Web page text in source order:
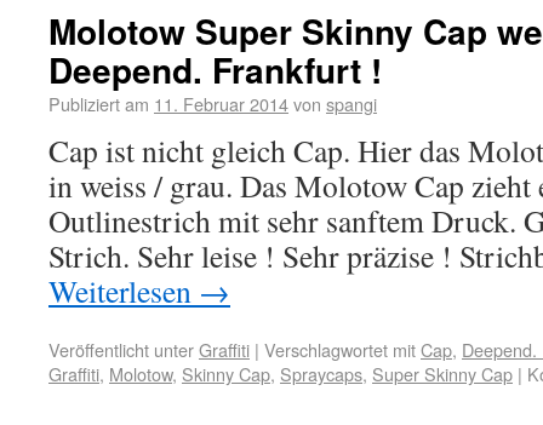
Molotow Super Skinny Cap
Deepend. Frankfurt !
Publiziert am 11. Februar 2014von spangi
Cap ist nicht gleich Cap. Hier das
in weiss / grau. Das Molotow Cap zieht
Outlinestrich mit sehr sanftem Druck.
Strich. Sehr leise ! Sehr präzise !
Weiterlesen →
Veröffentlicht unterGraffiti | Verschlagwortet mitCap,
Graffiti, Molotow, Skinny Cap, Spraycaps, Super Skinny Cap |